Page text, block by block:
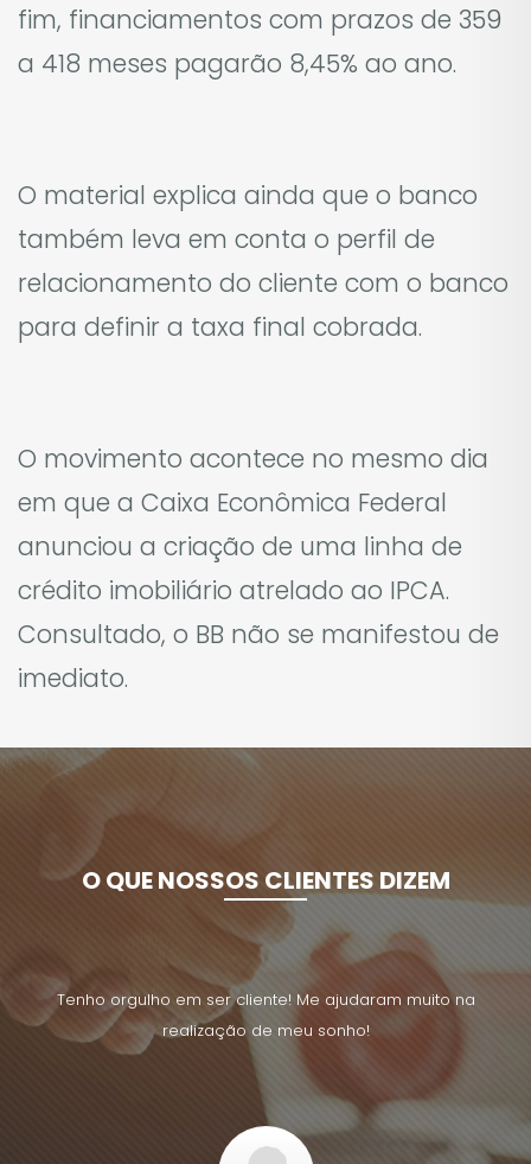
fim, financiamentos com prazos de 359
a 418 meses pagarão 8,45% ao ano.
O material explica ainda que o banco
também leva em conta o perfil de
relacionamento do cliente com o banco
para definir a taxa final cobrada.
O movimento acontece no mesmo dia
em que a Caixa Econômica Federal
anunciou a criação de uma linha de
crédito imobiliário atrelado ao IPCA.
Consultado, o BB não se manifestou de
imediato.
O QUE NOSSOS CLIENTES DIZEM
na Tenho orgulho em ser cliente! Me ajudaram muito na
realização de meu sonho!